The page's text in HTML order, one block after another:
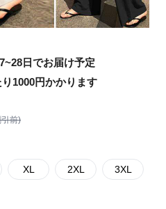
日でお届け予定
1000円かかります
前)
XL 2XL 3XL